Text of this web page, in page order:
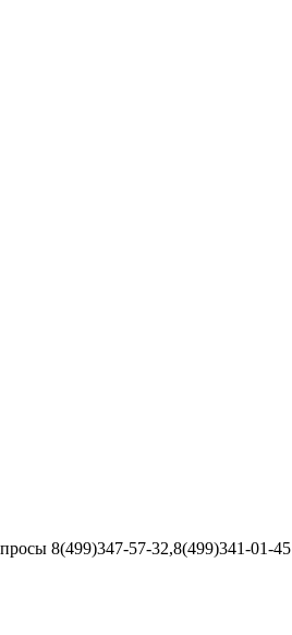
8(499)347-57-32,8(499)341-01-45